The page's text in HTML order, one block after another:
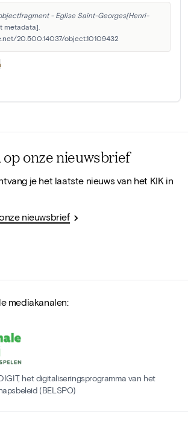
- Eglise Saint-Georges[Henri-
metadata].
20.500.14037/object.10109432
op onze nieuwsbrief
je het laatste nieuws van het KIK in
nieuwsbrief
mediakanalen:
het digitaliseringsprogramma van het
(BELSPO)